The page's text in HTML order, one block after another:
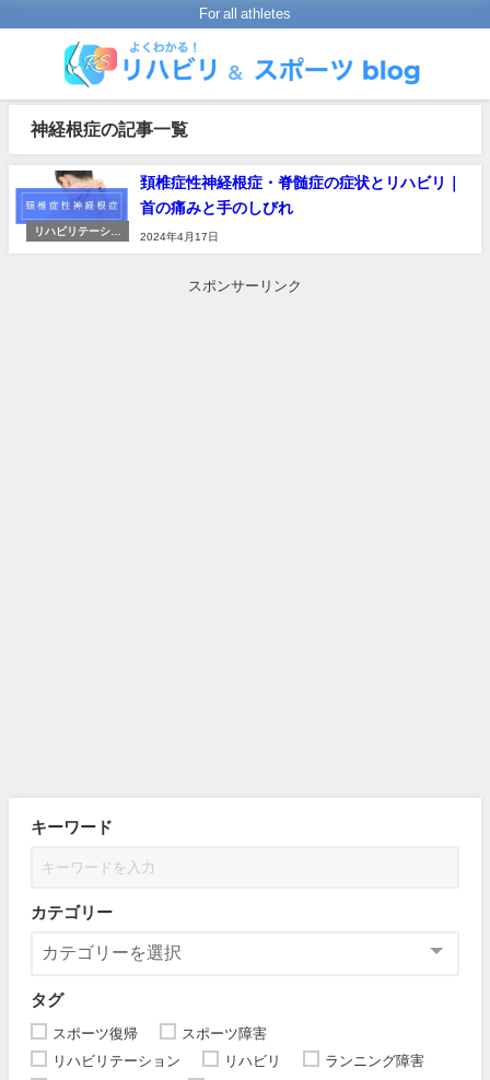
For all athletes
神経根症の記事一覧
リハビリテーショ
頚椎症性神経根症・脊髄症の症状とリハビリ｜
首の痛みと手のしびれ
2024年4月17日
スポンサーリンク
キーワード
カテゴリー
タグ
スポーツ復帰
スポーツ障害
リハビリテーション
リハビリ
ランニング障害